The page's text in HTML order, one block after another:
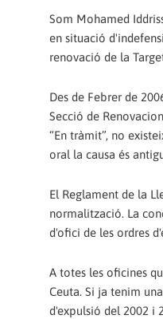
Som Mohamed
en situació
renovació de la
Des de Febrer de
Secció de
“En tràmit”, no
oral la causa és
El Reglament de la
normalització. La
d'ofici de les ordres
A totes les oficines
Ceuta. Si ja tenim
d'expulsió del 2002 i